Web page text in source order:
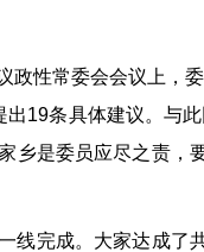
政性常委会会议上，
19条具体建议。与
是委员应尽之责，
线完成。大家达成